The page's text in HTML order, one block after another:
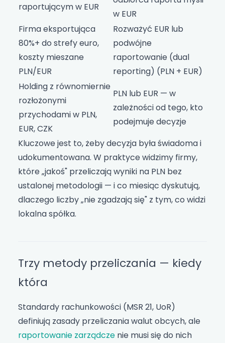
raportującym w EUR
w EUR
Firma eksportująca
80%+ do strefy euro,
koszty mieszane
PLN/EUR
Rozważyć EUR lub
podwójne
raportowanie (dual
reporting) (PLN + EUR)
Holding z równomiernie
rozłożonymi
przychodami w PLN,
EUR, CZK
PLN lub EUR — w
zależności od tego, kto
podejmuje decyzje
Kluczowe jest to, żeby decyzja była świadoma i
udokumentowana. W praktyce widzimy firmy,
które „jakoś" przeliczają wyniki na PLN bez
ustalonej metodologii — i co miesiąc dyskutują,
dlaczego liczby „nie zgadzają się" z tym, co widzi
lokalna spółka.
Trzy metody przeliczania — kiedy
która
Standardy rachunkowości (MSR 21, UoR)
definiują zasady przeliczania walut obcych, ale
raportowanie zarządcze nie musi się do nich